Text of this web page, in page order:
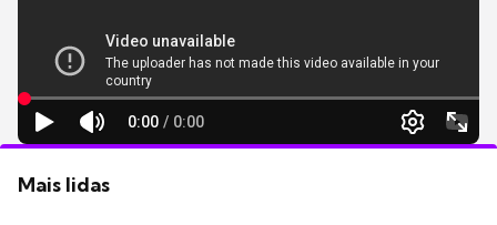
Mais lidas